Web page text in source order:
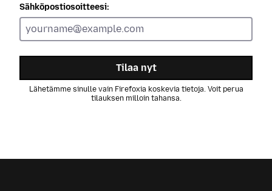
Sähköpostiosoitteesi:
Tilaa nyt
Lähetämme sinulle vain Firefoxia koskevia tietoja. Voit perua
tilauksen milloin tahansa.